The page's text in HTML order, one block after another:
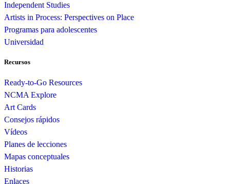
Independent Studies
Artists in Process: Perspectives on Place
Programas para adolescentes
Universidad
Recursos
Ready-to-Go Resources
NCMA Explore
Art Cards
Consejos rápidos
Vídeos
Planes de lecciones
Mapas conceptuales
Historias
Enlaces